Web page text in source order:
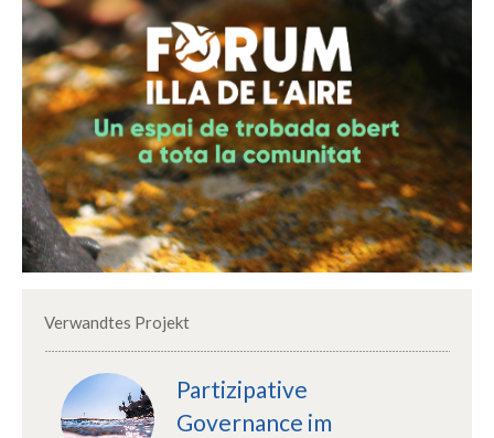
Verwandtes Projekt
Partizipative
Governance im